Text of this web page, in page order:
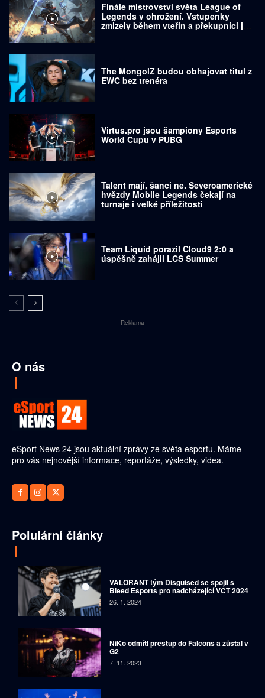
Finále mistrovství světa League of
Legends v ohrožení. Vstupenky
zmizely během vteřin a překupníci je
The MongolZ budou obhajovat titul z
EWC bez trenéra
Virtus.pro jsou šampiony Esports
World Cupu v PUBG
Talent mají, šanci ne. Severoamerické
hvězdy Mobile Legends čekají na
turnaje i velké příležitosti
Team Liquid porazil Cloud9 2:0 a
úspěšně zahájil LCS Summer
Reklama
O nás
eSport News 24 jsou aktuální zprávy ze světa esportu. Máme
pro vás nejnovější informace, reportáže, výsledky, videa.
Polulární články
VALORANT tým Disguised se spojil s
Bleed Esports pro nadcházející VCT 2024
26. 1. 2024
NiKo odmítl přestup do Falcons a zůstal v
G2
7. 11. 2023